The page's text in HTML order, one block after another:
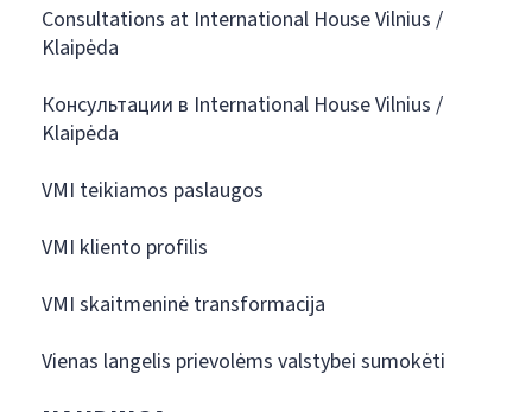
Consultations at International House Vilnius /
Klaipėda
Консультации в International House Vilnius /
Klaipėda
VMI teikiamos paslaugos
VMI kliento profilis
VMI skaitmeninė transformacija
Vienas langelis prievolėms valstybei sumokėti